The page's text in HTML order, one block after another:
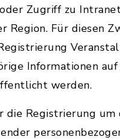
Zugriff zu
Region. Für diesen
Informationen
werden.
Registrierung um